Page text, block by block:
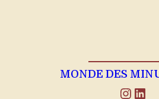
MONDE DES
Instagram LinkedIn